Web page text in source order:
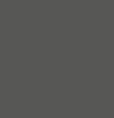
de recolhimento do IR
por residente
residente no Brasil, para
que se retire em caráter
na data da saída, com
Definitiva do País. O